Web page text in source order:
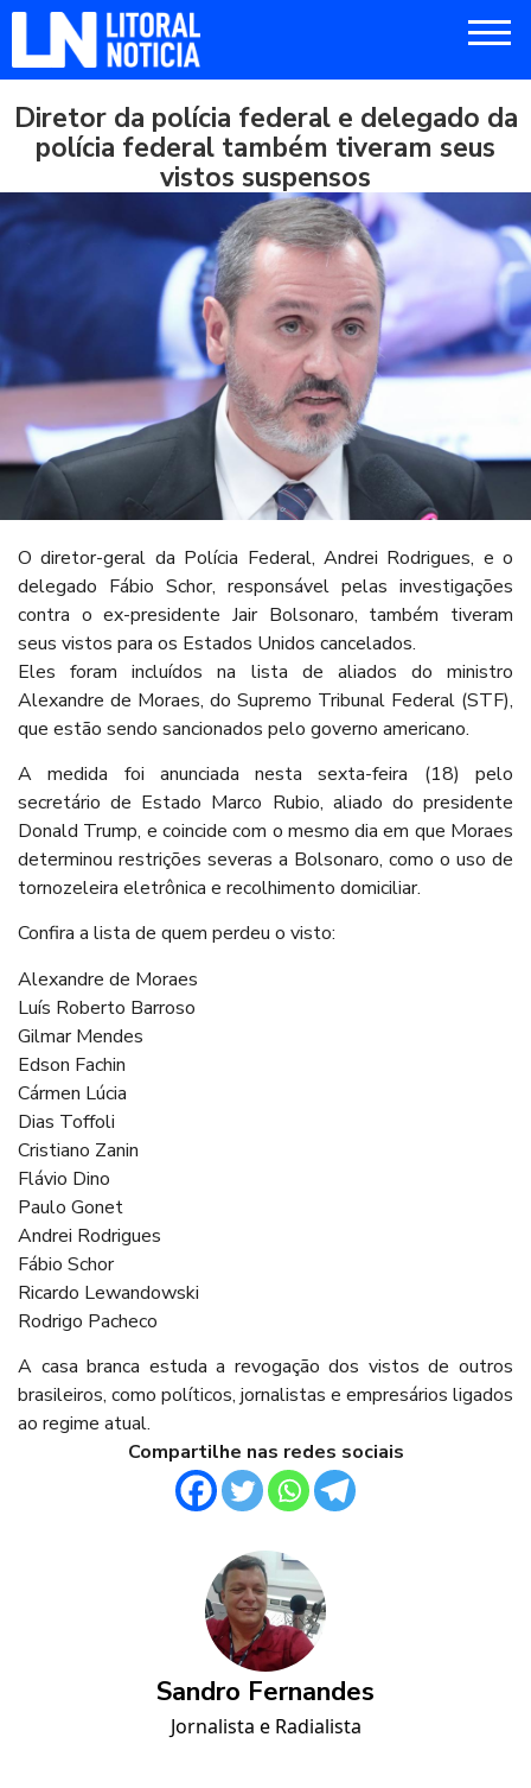
Diretor da polícia federal e delegado da
polícia federal também tiveram seus
vistos suspensos
O diretor-geral da Polícia Federal, Andrei Rodrigues, e o
delegado Fábio Schor, responsável pelas investigações
contra o ex-presidente Jair Bolsonaro, também tiveram
seus vistos para os Estados Unidos cancelados.
Eles foram incluídos na lista de aliados do ministro
Alexandre de Moraes, do Supremo Tribunal Federal (STF),
que estão sendo sancionados pelo governo americano.
A medida foi anunciada nesta sexta-feira (18) pelo
secretário de Estado Marco Rubio, aliado do presidente
Donald Trump, e coincide com o mesmo dia em que Moraes
determinou restrições severas a Bolsonaro, como o uso de
tornozeleira eletrônica e recolhimento domiciliar.
Confira a lista de quem perdeu o visto:
Alexandre de Moraes
Luís Roberto Barroso
Gilmar Mendes
Edson Fachin
Cármen Lúcia
Dias Toffoli
Cristiano Zanin
Flávio Dino
Paulo Gonet
Andrei Rodrigues
Fábio Schor
Ricardo Lewandowski
Rodrigo Pacheco
A casa branca estuda a revogação dos vistos de outros
brasileiros, como políticos, jornalistas e empresários ligados
ao regime atual.
Compartilhe nas redes sociais
Sandro Fernandes
Jornalista e Radialista